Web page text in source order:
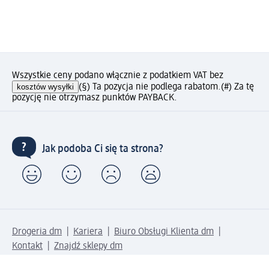
Wszystkie ceny podano włącznie z podatkiem VAT bez
kosztów wysyłki (§) Ta pozycja nie podlega rabatom.(#) Za tę
pozycję nie otrzymasz punktów PAYBACK.
Jak podoba Ci się ta strona?
Drogeria dm Kariera
Biuro Obsługi Klienta dm
Kontakt
Znajdź sklepy dm